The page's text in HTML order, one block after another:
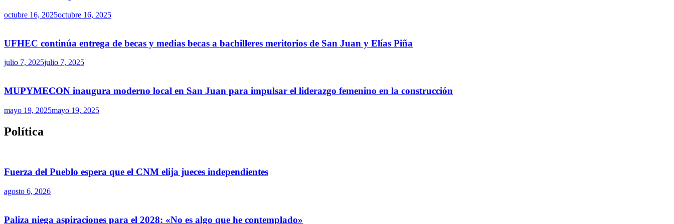
octubre 16, 2025octubre 16, 2025
UFHEC continúa entrega de becas y medias becas a bachilleres meritorios de San Juan y Elías Piña
julio 7, 2025julio 7, 2025
MUPYMECON inaugura moderno local en San Juan para impulsar el liderazgo femenino en la construcción
mayo 19, 2025mayo 19, 2025
Política
Fuerza del Pueblo espera que el CNM elija jueces independientes
agosto 6, 2026
Paliza niega aspiraciones para el 2028: «No es algo que he contemplado»